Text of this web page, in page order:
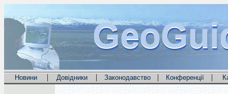
Новини | Довідники | Законодавство | Конференції |